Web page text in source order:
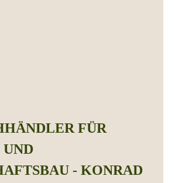
FÜR
UND
- KONRAD